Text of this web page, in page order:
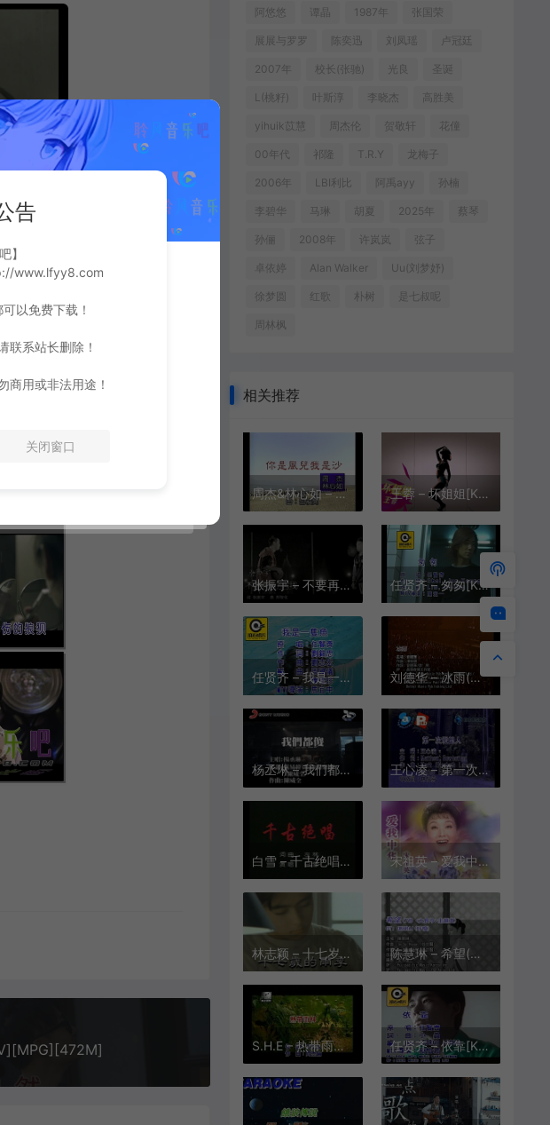
阿悠悠 谭晶 1987年 张国荣
展展与罗罗 陈奕迅 刘凤瑶 卢冠廷
2007年 校长(张驰) 光良 圣诞
L(桃籽) 叶斯淳 李晓杰 高胜美
yihuik苡慧 周杰伦 贺敬轩 花僮
00年代 祁隆 T.R.Y 龙梅子
2006年 LBI利比 阿禹ayy 孙楠
李碧华 马琳 胡夏 2025年 蔡琴
孙俪 2008年 许岚岚 弦子
卓依婷 Alan Walker Uu(刘梦妤)
徐梦圆 红歌 朴树 是七叔呢
周林枫
相关推荐
周杰&林心如 – 你是风儿我是沙[KTV][MPG][278M] 王蓉 – 坏姐姐[KTV][MPG][191.9M]
张振宇 – 不要再来伤害我[KTV][VOB][211.8M] 任贤齐 – 匆匆[KTV][MPG][250M]
任贤齐 – 我是一只鱼[KTV][MPG][237M] 刘德华 – 冰雨(演唱会)[KTV][MPG][189M]
杨丞琳 – 我们都傻[KTV][VOB][290M] 王心凌 – 第一次爱的人[KTV][MPG][197M]
白雪 – 千古绝唱[KTV][MPG][209M] 宋祖英 – 爱我中华[KTV][VOB][181M]
林志颖 – 十七岁的雨季[KTV][VOB][190M] 陈慧琳 – 希望(粤语)[KTV][MPG][142M]
S.H.E – 热带雨林[KTV][MPG][155M] 任贤齐 – 依靠[KTV][MPG][98.4M]
告
】
www.lfyy8.com
以免费下载！
联系站长删除！
商用或非法用途！
关闭窗口